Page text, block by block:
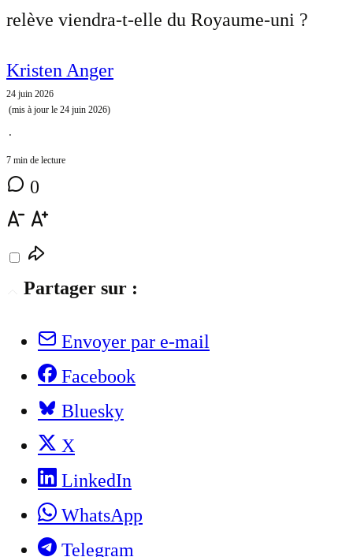
relève viendra-t-elle du Royaume-uni ?
Kristen Anger
24 juin 2026
(mis à jour le 24 juin 2026)
⋅
7 min de lecture
0
Partager sur :
Envoyer par e-mail
Facebook
Bluesky
X
LinkedIn
WhatsApp
Telegram